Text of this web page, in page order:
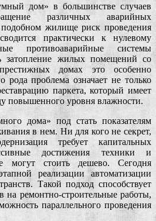
дом» в большинстве случаев
различных аварийных
жилище риск проведения
практически к нулевому
противоаварийные системы
затопление жилых помещений со
домах это особенно
рода проблема означает не только
паркета, который имеет
повышенного уровня влажности.
дома» под стать показателям
в нем. Ни для кого не секрет,
требует капитальных
достижения техники и
могут стоить дешево. Сегодня
реализации автоматизации
Такой подход способствует
на ремонтно-строительные работы,
параллельного проведения